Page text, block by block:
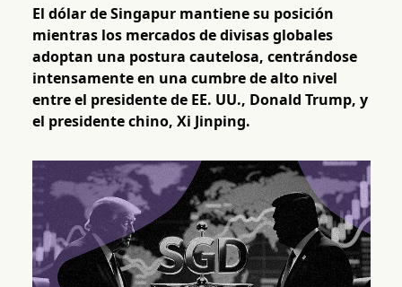
El dólar de Singapur mantiene su posición
mientras los mercados de divisas globales
adoptan una postura cautelosa, centrándose
intensamente en una cumbre de alto nivel
entre el presidente de EE. UU., Donald Trump, y
el presidente chino, Xi Jinping.